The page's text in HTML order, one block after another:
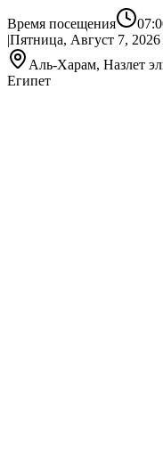
Время посещения
|Пятница, Август 7, 2026
Аль-Харам, Назлет
Египет